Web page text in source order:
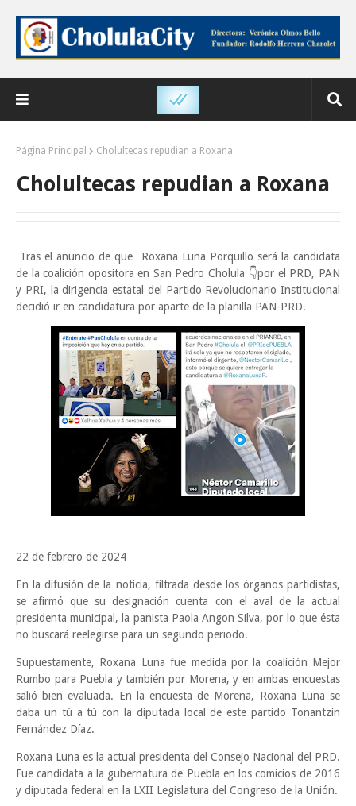
Página Principal Cholultecas repudian a Roxana
Cholultecas repudian a Roxana
Tras el anuncio de que Roxana Luna Porquillo será la candidata
de la coalición opositora en San Pedro Cholula 👇por el PRD, PAN
y PRI, la dirigencia estatal del Partido Revolucionario Institucional
decidió ir en candidatura por aparte de la planilla PAN-PRD.
22 de febrero de 2024
En la difusión de la noticia, filtrada desde los órganos partidistas,
se afirmó que su designación cuenta con el aval de la actual
presidenta municipal, la panista Paola Angon Silva, por lo que ésta
no buscará reelegirse para un segundo periodo.
Supuestamente, Roxana Luna fue medida por la coalición Mejor
Rumbo para Puebla y también por Morena, y en ambas encuestas
salió bien evaluada. En la encuesta de Morena, Roxana Luna se
daba un tú a tú con la diputada local de este partido Tonantzin
Fernández Díaz.
Roxana Luna es la actual presidenta del Consejo Nacional del PRD.
Fue candidata a la gubernatura de Puebla en los comicios de 2016
y diputada federal en la LXII Legislatura del Congreso de la Unión.